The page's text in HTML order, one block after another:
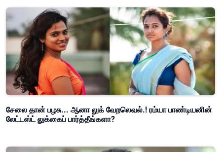
சேலை தான் பழசு... ஆனா லுக் வேறலெவல்.! ரம்யா பாண்டியனின்
லேட்டஸ்ட் லுக்கைப் பார்த்தீங்களா?